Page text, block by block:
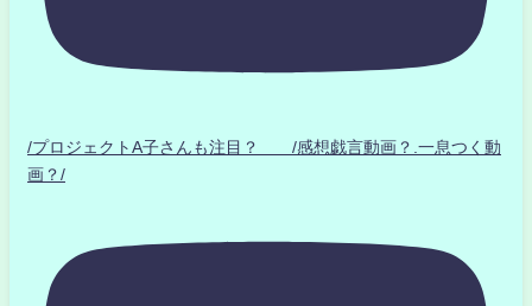
/プロジェクトA子さんも注目？ /感想戯言動画？.一息つく動
画？/